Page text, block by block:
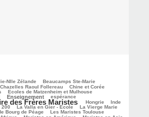
Nlle Zélande Beaucamps Ste-Marie
Chazelles Raoul Follereau Chine et Corée
Ecoles de Matzenheim et Mulhouse
Enseignement espérance
des Frères Maristes Hongrie Inde
200 La Valla en Gier - Ecole La Vierge Marie
Bourg de Péage Les Maristes Toulouse